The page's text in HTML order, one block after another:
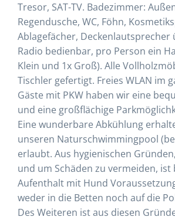
Tresor, SAT-TV. Badezimmer:
Regendusche, WC, Föhn,
Ablagefächer,
Radio bedienbar, pro Person ein
Klein und 1x Groß). Alle
Tischler gefertigt. Freies WLAN im
Gäste mit PKW haben wir eine
und eine großflächige
Eine wunderbare Abkühlung
unseren Naturschwimmingpool
erlaubt. Aus hygienischen
und um Schäden zu vermeiden, ist
Aufenthalt mit Hund
weder in die Betten noch auf die
Des Weiteren ist aus diesen